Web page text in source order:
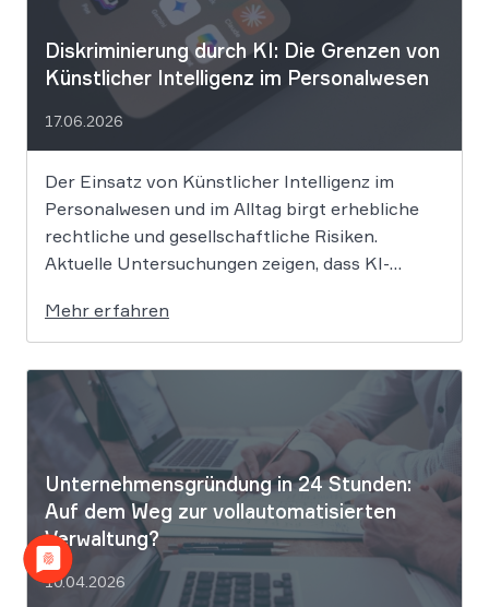
Diskriminierung durch KI: Die Grenzen von
Künstlicher Intelligenz im Personalwesen
17.06.2026
Der Einsatz von Künstlicher Intelligenz im
Personalwesen und im Alltag birgt erhebliche
rechtliche und gesellschaftliche Risiken.
Aktuelle Untersuchungen zeigen, dass KI-
Bewerbungsprozessen systematisch rassistisch
aussortieren und Frauen zu geringeren
Gehaltsforderungen raten. Diese digitalen
Vorurteile stellen Unternehmen vor massive
Haftungsrisiken nach dem Allgemeinen
Gleichbehandlungsgesetz. Die fortschreitende
Digitalisierung […]
Mehr erfahren
Unternehmensgründung in 24 Stunden:
Auf dem Weg zur vollautomatisierten
Verwaltung?
10.04.2026